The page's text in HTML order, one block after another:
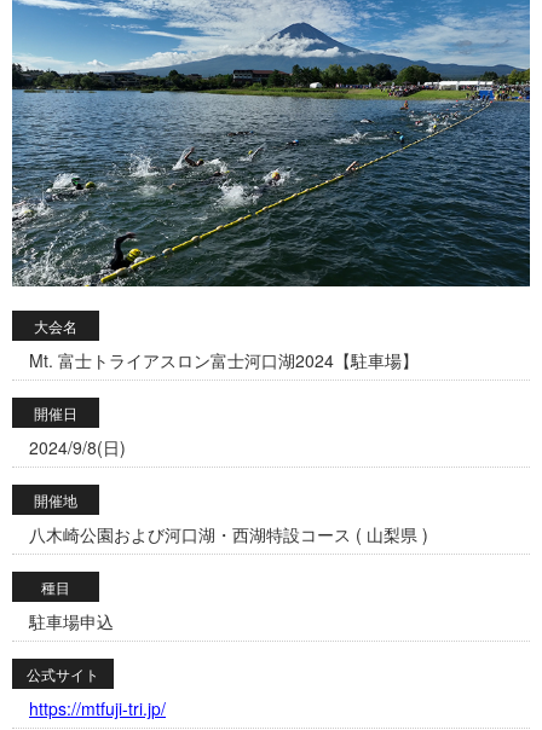
大会名
Mt. 富士トライアスロン富士河口湖2024【駐車場】
開催日
2024/9/8(日)
開催地
八木崎公園および河口湖・西湖特設コース ( 山梨県 )
種目
駐車場申込
公式サイト
https://mtfuji-tri.jp/